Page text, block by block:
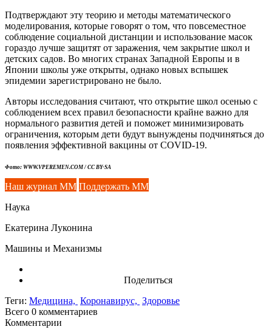
Подтверждают эту теорию и методы математического
моделирования, которые говорят о том, что повсеместное
соблюдение социальной дистанции и использование масок
гораздо лучше защитят от заражения, чем закрытие школ и
детских садов. Во многих странах Западной Европы и в
Японии школы уже открыты, однако новых вспышек
эпидемии зарегистрировано не было.
Авторы исследования считают, что открытие школ осенью с
соблюдением всех правил безопасности крайне важно для
нормального развития детей и поможет минимизировать
ограничения, которым дети будут вынуждены подчиняться до
появления эффективной вакцины от COVID-19.
Фото: WWW.VPEREMEN.COM / CC BY-SA
Наш журнал ММ Поддержать ММ
Наука
Екатерина Луконина
Машины и Механизмы
Поделиться
Теги: Медицина, Коронавирус, Здоровье
Всего 0 комментариев
Комментарии